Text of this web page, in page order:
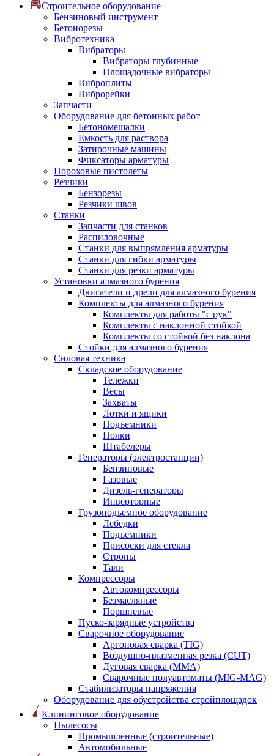
Строительное оборудование
Бензиновый инструмент
Бетонорезы
Вибротехника
Вибраторы
Вибраторы глубинные
Площадочные вибраторы
Виброплиты
Виброрейки
Запчасти
Оборудование для бетонных работ
Бетономешалки
Емкость для раствора
Затирочные машины
Фиксаторы арматуры
Пороховые пистолеты
Резчики
Бензорезы
Резчики швов
Станки
Запчасти для станков
Распиловочные
Станки для выпрямления арматуры
Станки для гибки арматуры
Станки для резки арматуры
Установки алмазного бурения
Двигатели и дрели для алмазного бурения
Комплекты для алмазного бурения
Комплекты для работы "с рук"
Комплекты с наклонной стойкой
Комплекты со стойкой без наклона
Стойки для алмазного бурения
Силовая техника
Складское оборудование
Тележки
Весы
Захваты
Лотки и ящики
Подъемники
Полки
Штабелеры
Генераторы (электростанции)
Бензиновые
Газовые
Дизель-генераторы
Инверторные
Грузоподъемное оборудование
Лебедки
Подъемники
Присоски для стекла
Стропы
Тали
Компрессоры
Автокомпрессоры
Безмасляные
Поршневые
Пуско-зарядные устройства
Сварочное оборудование
Аргоновая сварка (TIG)
Воздушно-плазменная резка (CUT)
Дуговая сварка (ММА)
Сварочные полуавтоматы (MIG-MAG)
Стабилизаторы напряжения
Оборудование для обустройства стройплощадок
Клининговое оборудование
Пылесосы
Промышленные (строительные)
Автомобильные